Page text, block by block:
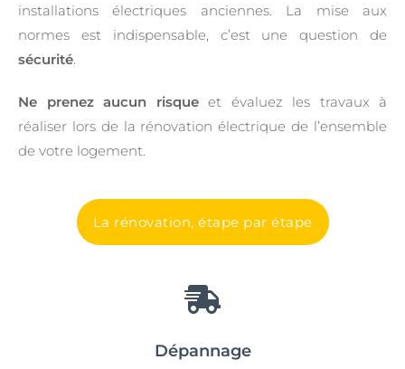
installations électriques anciennes. La mise aux
normes est indispensable, c’est une question de
sécurité
Ne prenez aucun risqueet évaluez les travaux à
réaliser lors de la rénovation électrique de l’ensemble
de votre logement.
La rénovation, étape par étape
Dépannage